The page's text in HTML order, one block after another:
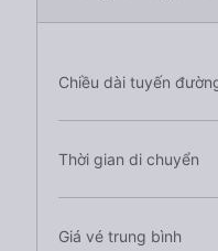
Chiều dài tuyến
Thời gian di chuyển
Giá vé trung bình